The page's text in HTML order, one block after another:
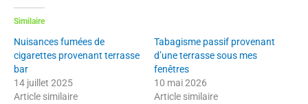
Similaire
Nuisances fumées de
cigarettes provenant terrasse
bar
14 juillet 2025
Article similaire
Tabagisme passif provenant
d’une terrasse sous mes
fenêtres
10 mai 2026
Article similaire